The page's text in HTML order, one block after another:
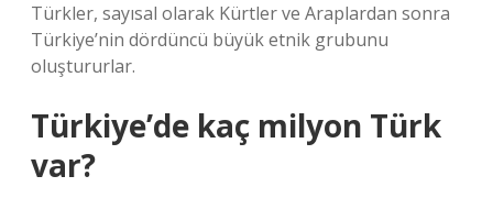
Türkler, sayısal olarak Kürtler ve Araplardan sonra
Türkiye’nin dördüncü büyük etnik grubunu
oluştururlar.
Türkiye’de kaç milyon Türk
var?